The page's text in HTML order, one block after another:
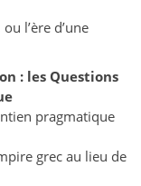
l’ère d’une
: les Questions
pragmatique
grec au lieu de